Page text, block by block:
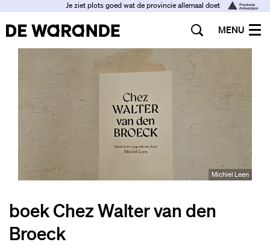
Je ziet plots goed wat de provincie allemaal doet
MENU
Michiel Leen
boek Chez Walter van den
Broeck